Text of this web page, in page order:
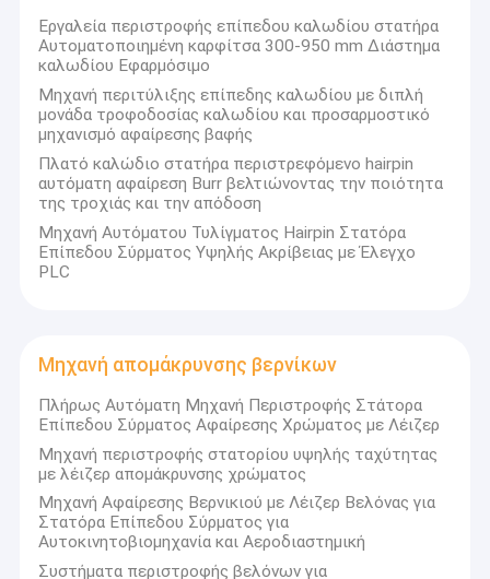
Εργαλεία περιστροφής επίπεδου καλωδίου στατήρα
Αυτοματοποιημένη καρφίτσα 300-950 mm Διάστημα
καλωδίου Εφαρμόσιμο
Μηχανή περιτύλιξης επίπεδης καλωδίου με διπλή
μονάδα τροφοδοσίας καλωδίου και προσαρμοστικό
μηχανισμό αφαίρεσης βαφής
Πλατό καλώδιο στατήρα περιστρεφόμενο hairpin
αυτόματη αφαίρεση Burr βελτιώνοντας την ποιότητα
της τροχιάς και την απόδοση
Μηχανή Αυτόματου Τυλίγματος Hairpin Στατόρα
Επίπεδου Σύρματος Υψηλής Ακρίβειας με Έλεγχο
PLC
Μηχανή απομάκρυνσης βερνίκων
Πλήρως Αυτόματη Μηχανή Περιστροφής Στάτορα
Επίπεδου Σύρματος Αφαίρεσης Χρώματος με Λέιζερ
Μηχανή περιστροφής στατορίου υψηλής ταχύτητας
με λέιζερ απομάκρυνσης χρώματος
Μηχανή Αφαίρεσης Βερνικιού με Λέιζερ Βελόνας για
Στατόρα Επίπεδου Σύρματος για
Αυτοκινητοβιομηχανία και Αεροδιαστημική
Συστήματα περιστροφής βελόνων για